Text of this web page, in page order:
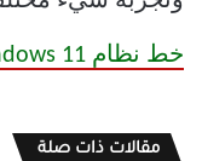
خط نظام Windows 11
مقالات ذات صلة